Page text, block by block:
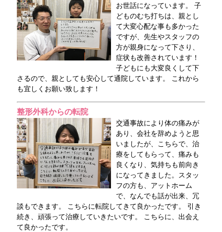
お世話になっています。 子
どものむち打ちは、親とし
て大変心配な事も多かった
ですが、先生やスタッフの
方が親身になって下さり、
症状も改善されています！
子どもにも大変良くして下
さるので、親としても安心して通院しています。 これから
も宜しくお願い致します！
整形外科からの転院
交通事故により体の痛みが
あり、会社を辞めようと思
いましたが、こちらで、治
療をしてもらって、痛みも
良くなり、気持ちも前向き
になってきました。スタッ
フの方も、アットホーム
で、なんでも話が出来、冗
談もできます。 こちらに転院してきて良かったです。 引き
続き、頑張って治療していきたいです。 こちらに、出会え
て良かったです。